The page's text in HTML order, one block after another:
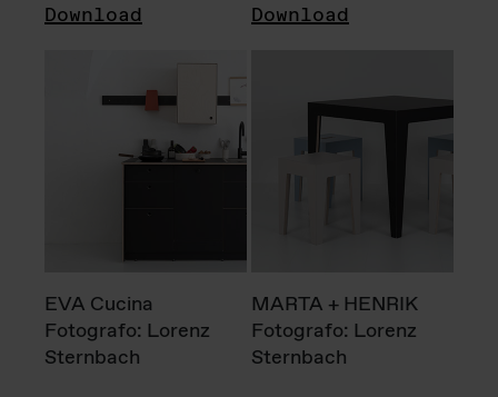
Download Download
EVA Cucina
Fotografo: Lorenz
Sternbach
MARTA + HENRIK
Fotografo: Lorenz
Sternbach